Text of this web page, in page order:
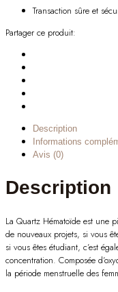
Transaction sûre et
Partager ce produit:
Description
Informations
Avis (0)
Description
La Quartz Hématoïde est une
de nouveaux projets, si vous
si vous êtes étudiant, c’est
concentration. Composée
la période menstruelle des